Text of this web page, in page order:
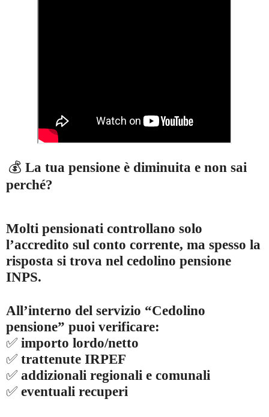
💰 La tua pensione è diminuita e non sai
perché?
Molti pensionati controllano solo
l’accredito sul conto corrente, ma spesso la
risposta si trova nel cedolino pensione
INPS.
All’interno del servizio “Cedolino
pensione” puoi verificare:
✅ importo lordo/netto
✅ trattenute IRPEF
✅ addizionali regionali e comunali
✅ eventuali recuperi